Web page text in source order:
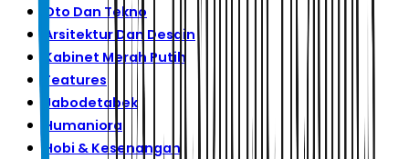
Oto Dan Tekno
Arsitektur Dan Desain
Kabinet Merah Putih
Features
Jabodetabek
Humaniora
Hobi & Kesenangan